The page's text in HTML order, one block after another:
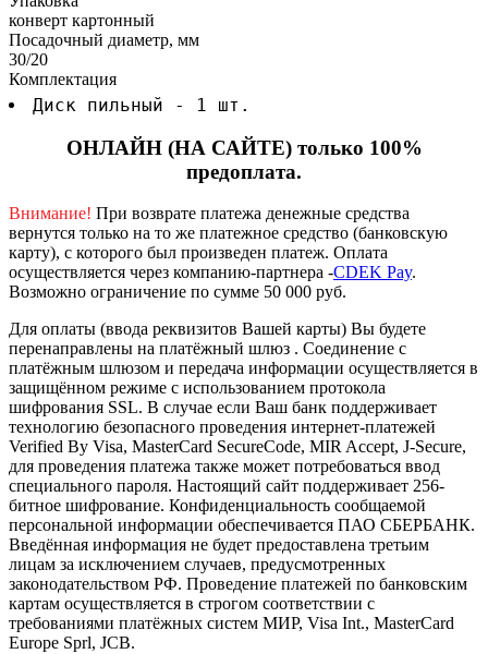
конверт картонный
Посадочный диаметр, мм
30/20
Комплектация
Диск пильный - 1 шт.
ОНЛАЙН (НА САЙТЕ) только 100%
предоплата.
Внимание! При возврате платежа денежные средства
вернутся только на то же платежное средство (банковскую
карту), с которого был произведен платеж. Оплата
осуществляется через компанию-партнера -CDEK Pay.
Возможно ограничение по сумме 50 000 руб.
Для оплаты (ввода реквизитов Вашей карты) Вы будете
перенаправлены на платёжный шлюз . Соединение с
платёжным шлюзом и передача информации осуществляется в
защищённом режиме с использованием протокола
шифрования SSL. В случае если Ваш банк поддерживает
технологию безопасного проведения интернет-платежей
Verified By Visa, MasterCard SecureCode, MIR Accept, J-Secure,
для проведения платежа также может потребоваться ввод
специального пароля. Настоящий сайт поддерживает 256-
битное шифрование. Конфиденциальность сообщаемой
персональной информации обеспечивается ПАО СБЕРБАНК.
Введённая информация не будет предоставлена третьим
лицам за исключением случаев, предусмотренных
законодательством РФ. Проведение платежей по банковским
картам осуществляется в строгом соответствии с
требованиями платёжных систем МИР, Visa Int., MasterCard
Europe Sprl, JCB.